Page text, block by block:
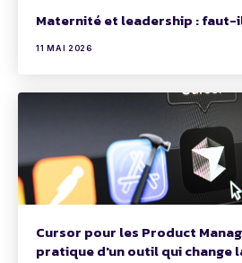
Maternité et leadership : faut-
11 MAI 2026
Cursor pour les Product
pratique d'un outil qui change